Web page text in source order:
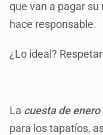
que van a pagar
hace responsable.
¿Lo ideal?
La cuesta de enero
para los tapatíos,